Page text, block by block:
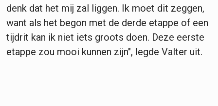
denk dat het mij zal liggen. Ik moet dit zeggen,
want als het begon met de derde etappe of een
tijdrit kan ik niet iets groots doen. Deze eerste
etappe zou mooi kunnen zijn", legde Valter uit.